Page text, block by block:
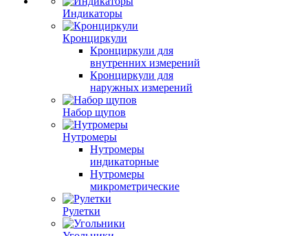
Индикаторы
Кронциркули
Кронциркули для
внутренних измерений
Кронциркули для
наружных измерений
Набор щупов
Нутромеры
Нутромеры
индикаторные
Нутромеры
микрометрические
Рулетки